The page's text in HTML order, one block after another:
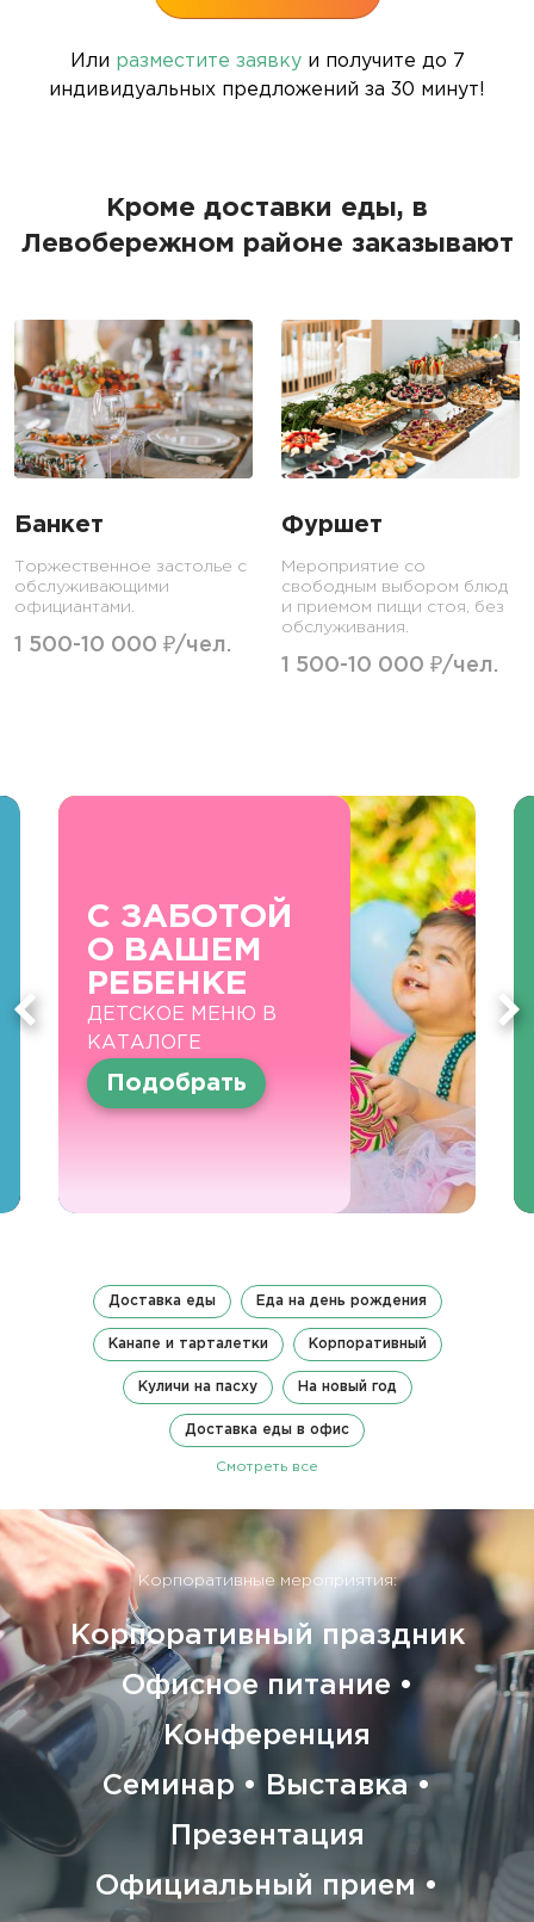
Или разместите заявкуи получите до 7
индивидуальных предложений за 30 минут!
Кроме доставки еды, в
Левобережном районе заказывают
Банкет
Торжественное застолье с
обслуживающими
официантами.
1 500-10 000 ₽/чел.
Фуршет
Мероприятие со
свободным выбором блюд
и приемом пищи стоя, без
обслуживания.
1 500-10 000 ₽/чел.
С ЗАБОТОЙ
О ВАШЕМ
РЕБЕНКЕ
ДЕТСКОЕ МЕНЮ В
КАТАЛОГЕ
Подобрать
Доставка еды Еда на день рождения
Канапе и тарталетки Корпоративный
Куличи на пасху На новый год
Доставка еды в офис
Смотреть все
Корпоративные мероприятия:
Корпоративный праздник
Офисное питание •
Конференция
Семинар • Выставка •
Презентация
Официальный прием •